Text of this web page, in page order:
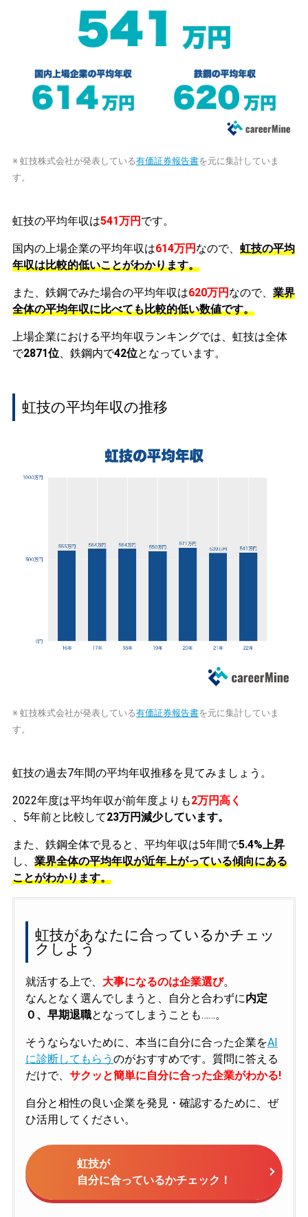
※ 虹技株式会社が発表している有価証券報告書を元に集計していま
す。
虹技の平均年収は541万円 です。
国内の上場企業の平均年収は614万円 なので、 虹技の平均
年収は比較的低いことがわかります。
また、鉄鋼でみた場合の平均年収は620万円 なので、 業界
全体の平均年収に比べても比較的低い数値です。
上場企業における平均年収ランキングでは、虹技は全体
で2871位、鉄鋼内で42位となっています。
虹技の平均年収の推移
※ 虹技株式会社が発表している有価証券報告書を元に集計していま
す。
虹技の過去7年間の平均年収推移を見てみましょう。
2022年度は平均年収が前年度よりも2万円高く
、5年前と比較して23万円減少しています。
また、鉄鋼全体で見ると、平均年収は5年間で5.4%上昇
し、 業界全体の平均年収が近年上がっている傾向にある
ことがわかります。
虹技があなたに合っているかチェッ
クしよう
就活する上で、 大事になるのは企業選び。
なんとなく選んでしまうと、自分と合わずに内定
０、早期退職となってしまうことも……。
そうならないために、本当に自分に合った企業をAI
に診断してもらう のがおすすめです。質問に答える
だけで、 サクッと簡単に自分に合った企業がわかる!
自分と相性の良い企業を発見・確認するために、ぜ
ひ活用してください。
虹技が
自分に合っているかチェック！